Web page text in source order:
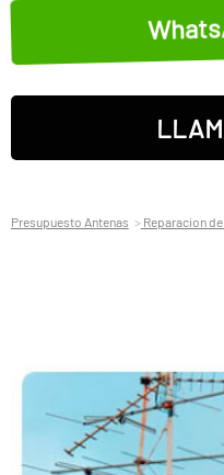
Presupuesto Antenas Reparacion